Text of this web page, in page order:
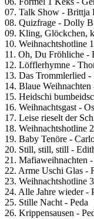
07. Talk Show - Brittja
08. Quizfrage - Dolly
09. Kling, Glöckchen,
10. Weihnachtshotline
11. Oh, Du Fröhliche -
12. Löfflerhymne -
13. Das Trommlerlied
14. Blaue
15. Heidschi
16. Weihnachtsgast -
17. Leise rieselt der
18. Weihnachtshotline
19. Baby Tenöre -
20. Still, still, still -
21. Mafiaweihnachten
22. Arme Uschi Glas -
23. Weihnachtshotline
24. Alle Jahre wieder -
25. Stille Nacht - Peda
26. Krippensausen -